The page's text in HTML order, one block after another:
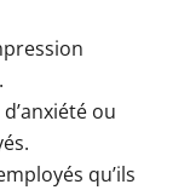
ou
qu’ils